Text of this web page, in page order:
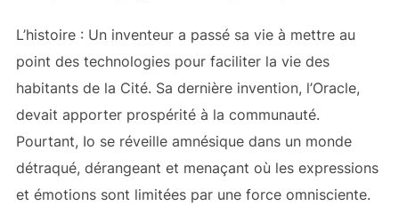
L’histoire : Un inventeur a passé sa vie à mettre au
point des technologies pour faciliter la vie des
habitants de la Cité. Sa dernière invention, l’Oracle,
devait apporter prospérité à la communauté.
Pourtant, Io se réveille amnésique dans un monde
détraqué, dérangeant et menaçant où les expressions
et émotions sont limitées par une force omnisciente.